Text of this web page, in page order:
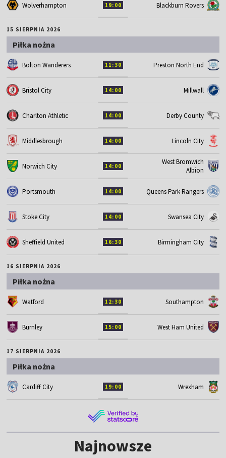
Wolverhampton 19:00 Blackburn Rovers
15 SIERPNIA 2026
Piłka nożna
Bolton Wanderers 11:30 Preston North End
Bristol City 14:00 Millwall
Charlton Athletic 14:00 Derby County
Middlesbrough 14:00 Lincoln City
Norwich City 14:00
West Bromwich
Albion
Portsmouth 14:00 Queens Park Rangers
Stoke City 14:00 Swansea City
Sheffield United 16:30 Birmingham City
16 SIERPNIA 2026
Piłka nożna
Watford 12:30 Southampton
Burnley 15:00 West Ham United
17 SIERPNIA 2026
Piłka nożna
Cardiff City 19:00 Wrexham
Najnowsze